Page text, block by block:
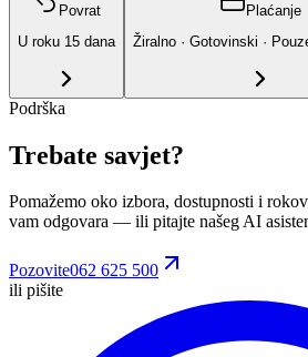
Povrat
U roku 15 dana
Plaćanje
Žiralno · Gotovinski ·
Podrška
Trebate savjet?
Pomažemo oko izbora, dostupnosti i
vam odgovara — ili pitajte našeg AI
Pozovite062 625 500
ili pišite